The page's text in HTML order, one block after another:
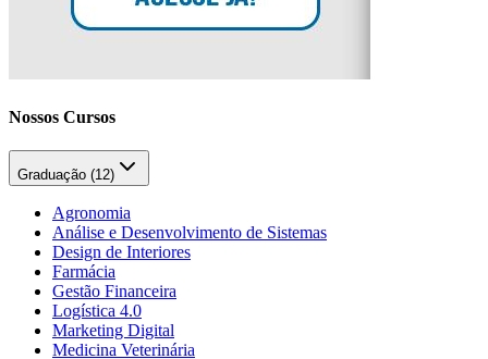
Nossos Cursos
Graduação (12)
Agronomia
Análise e Desenvolvimento de Sistemas
Design de Interiores
Farmácia
Gestão Financeira
Logística 4.0
Marketing Digital
Medicina Veterinária